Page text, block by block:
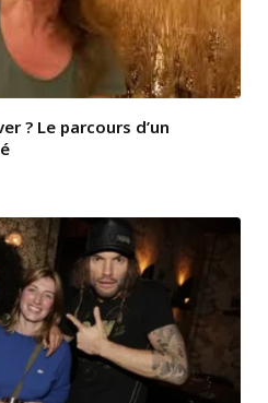
? Le parcours d’un